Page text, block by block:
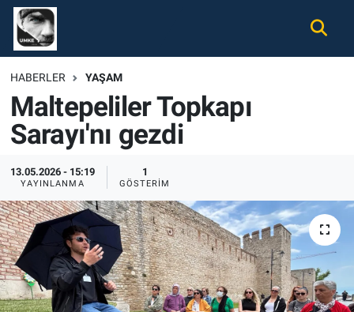
HABERLER YAŞAM
Maltepeliler Topkapı
Sarayı'nı gezdi
13.05.2026 - 15:19
YAYINLANMA
1
GÖSTERIM
Gündem
Ekonomi
Spor
Magazin
Tüm Haberler
İletişim
Künye
Nöbetçi Eczaneler
Hava Durumu
Namaz Vakitleri
Trafik Durumu
Süper Lig Puan Durumu ve Fikstür
Tüm Manşetler
Son Dakika Haberleri